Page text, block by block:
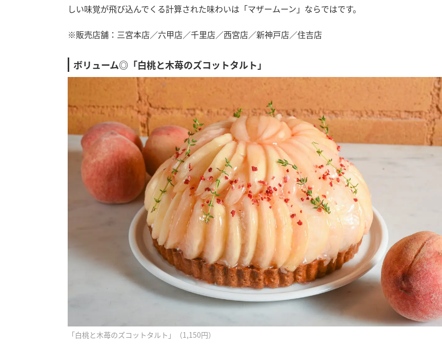
しい味覚が飛び込んでくる計算された味わいは「マザームーン」ならではです。
※販売店舗：三宮本店／六甲店／千里店／西宮店／新神戸店／住吉店
ボリューム◎「白桃と木苺のズコットタルト」
「白桃と木苺のズコットタルト」（1,150円）